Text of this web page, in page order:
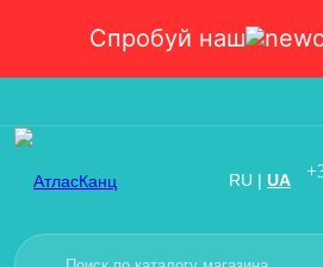
Спробуй наш
RU | UA